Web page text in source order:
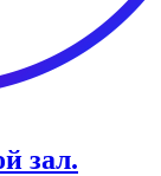
зал.